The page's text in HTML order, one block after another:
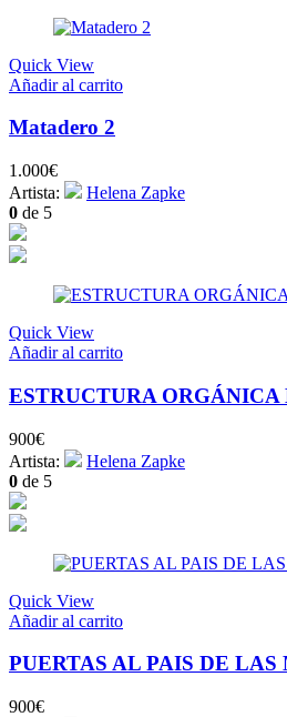
Quick View
Añadir al carrito
Matadero 2
1.000€
Artista:
Helena Zapke
0 de 5
Quick View
Añadir al carrito
ESTRUCTURA ORGÁNICA
900€
Artista:
Helena Zapke
0 de 5
Quick View
Añadir al carrito
PUERTAS AL PAIS DE
900€